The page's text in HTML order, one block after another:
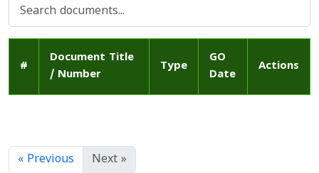
#
Document Title
/ Number
Type
GO
Date
Actions
« Previous Next »